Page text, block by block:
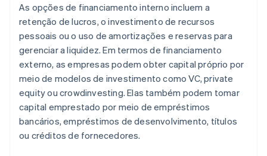
As opções de financiamento interno incluem a
retenção de lucros, o investimento de recursos
pessoais ou o uso de amortizações e reservas para
gerenciar a liquidez. Em termos de financiamento
externo, as empresas podem obter capital próprio por
meio de modelos de investimento como VC, private
equity ou crowdinvesting. Elas também podem tomar
capital emprestado por meio de empréstimos
bancários, empréstimos de desenvolvimento, títulos
ou créditos de fornecedores.